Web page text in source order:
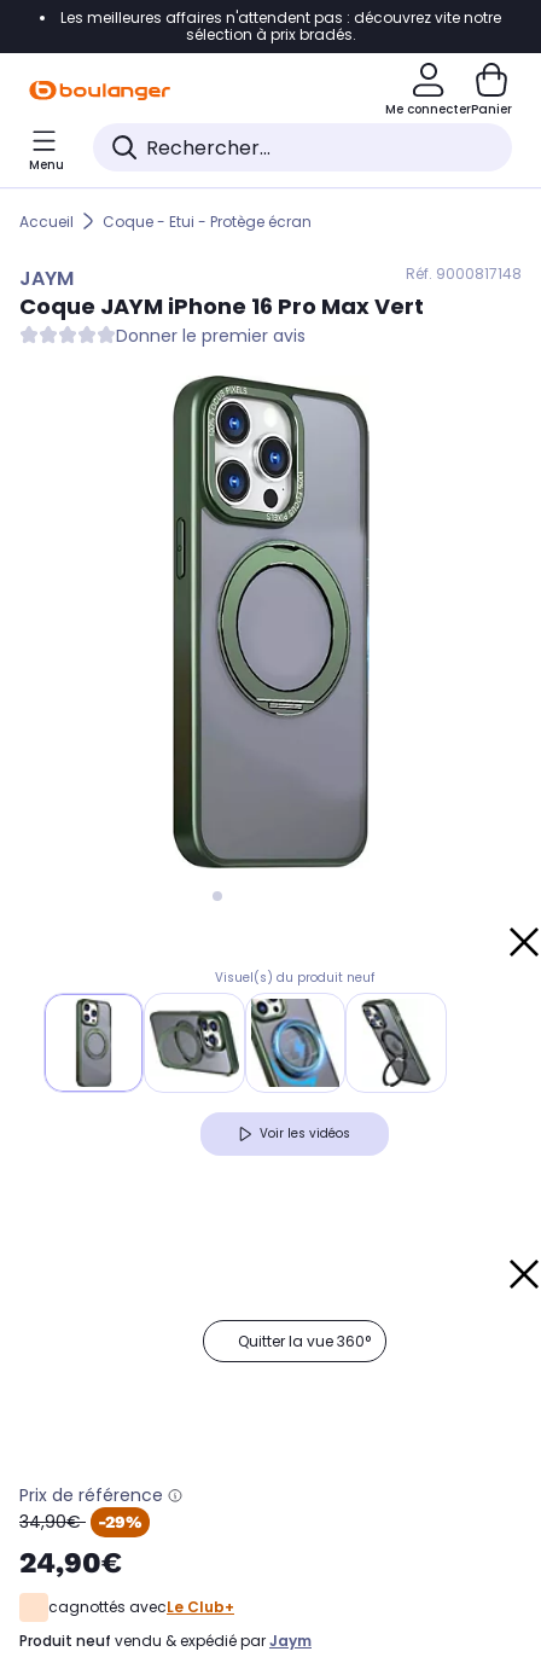
Accéder directement à la navigation
Accéder directement au pied de page
Accéder directement au chatbot
Les meilleures affaires n'attendent pas : découvrez vite notre
sélection à prix bradés.
Me connecterPanier
Menu
Accueil Coque - Etui - Protège écran
JAYM Réf. 9000817148
Coque JAYM iPhone 16 Pro Max Vert
Donner le premier avis
Visuel(s) du produit neuf
Voir les vidéos
Quitter la vue 360°
Prix de référence
oldPrice
34,90€ -29%
24,90€
cagnottés avecLe Club+
produit neuf vendu & expédié parJaym